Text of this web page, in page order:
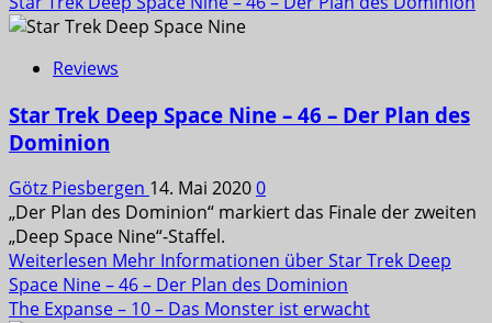
Reviews
Star Trek Deep Space Nine – 46 – Der Plan des
Dominion
Götz Piesbergen 14. Mai 20200
„Der Plan des Dominion“ markiert das Finale der zweiten
„Deep Space Nine“-Staffel.
Weiterlesen Mehr Informationen über Star Trek Deep
Space Nine – 46 – Der Plan des Dominion
The Expanse – 10 – Das Monster ist erwacht